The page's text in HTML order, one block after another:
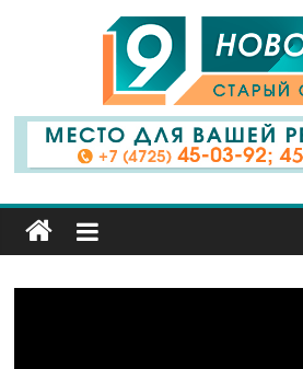
9
Канал
Старый